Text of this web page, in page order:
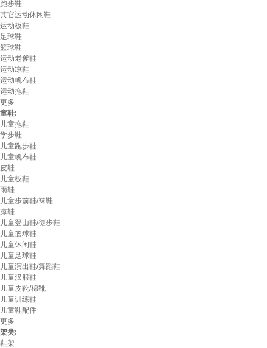
跑步鞋
其它运动休闲鞋
运动板鞋
足球鞋
篮球鞋
运动老爹鞋
运动凉鞋
运动帆布鞋
运动拖鞋
更多
童鞋:
儿童拖鞋
学步鞋
儿童跑步鞋
儿童帆布鞋
皮鞋
儿童板鞋
雨鞋
儿童步前鞋/袜鞋
凉鞋
儿童登山鞋/徒步鞋
儿童篮球鞋
儿童休闲鞋
儿童足球鞋
儿童演出鞋/舞蹈鞋
儿童汉服鞋
儿童皮靴/棉靴
儿童训练鞋
儿童鞋配件
更多
架类:
鞋架